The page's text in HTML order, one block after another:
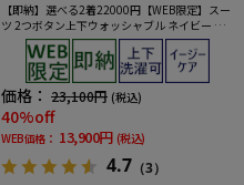
【即納】選べる2着22000円【WEB限定】スー
ツ 2つボタン上下ウォッシャブル ネイビー ス
トライプ 3シーズン対応
価格： 23,100円 (税込)
40%off
WEB価格： 13,900円 (税込)
4.7 （3）